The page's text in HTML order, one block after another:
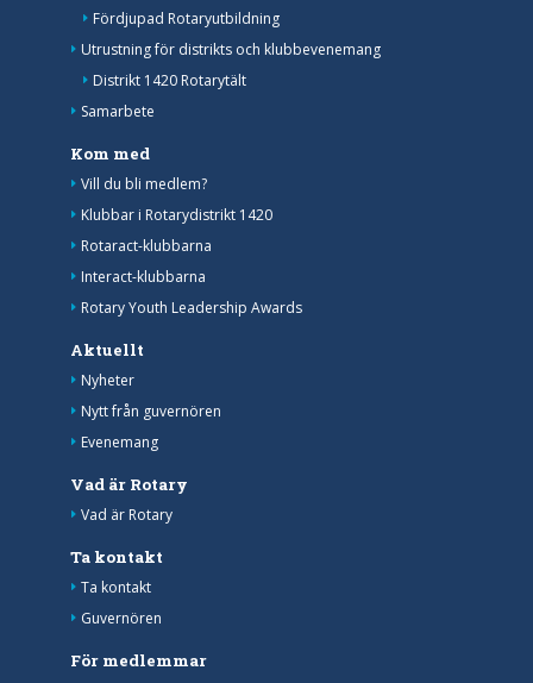
Fördjupad Rotaryutbildning
Utrustning för distrikts och klubbevenemang
Distrikt 1420 Rotarytält
Samarbete
Kom med
Vill du bli medlem?
Klubbar i Rotarydistrikt 1420
Rotaract-klubbarna
Interact-klubbarna
Rotary Youth Leadership Awards
Aktuellt
Nyheter
Nytt från guvernören
Evenemang
Vad är Rotary
Vad är Rotary
Ta kontakt
Ta kontakt
Guvernören
För medlemmar